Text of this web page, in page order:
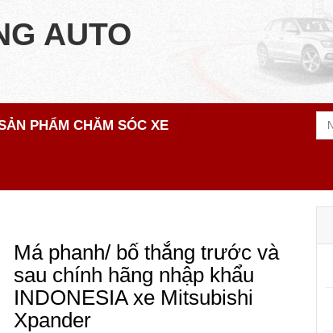
AUTO
PHẨM CHĂM SÓC XE
Má phanh/ bố thắng trước và
sau chính hãng nhập khẩu
INDONESIA xe Mitsubishi
Xpander